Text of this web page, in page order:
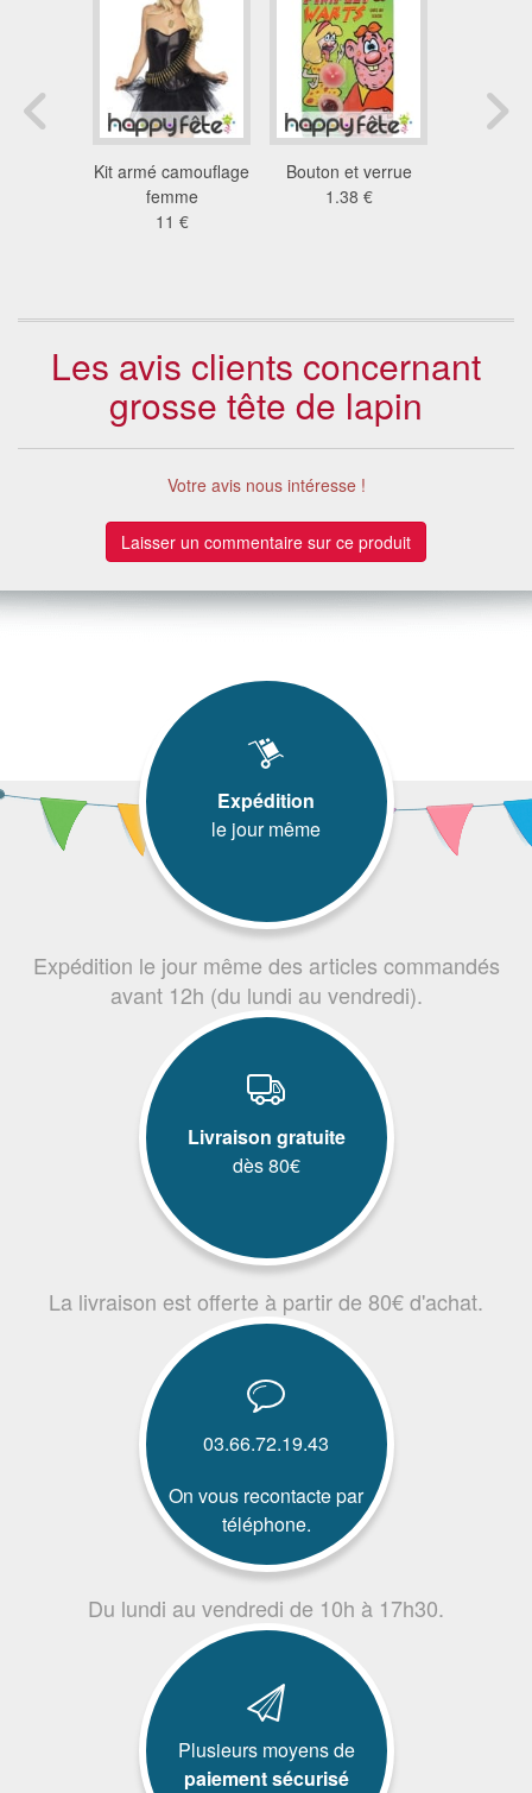
Kit armé camouflage
femme
11 €
Bouton et verrue
1.38 €
Les avis clients concernant
grosse tête de lapin
Votre avis nous intéresse !
Laisser un commentaire sur ce produit
Expédition
le jour même
Expédition le jour même des articles commandés
avant 12h (du lundi au vendredi).
Livraison gratuite
dès 80€
La livraison est offerte à partir de 80€ d'achat.
03.66.72.19.43
On vous recontacte par
téléphone.
Du lundi au vendredi de 10h à 17h30.
Plusieurs moyens de
paiement sécurisé